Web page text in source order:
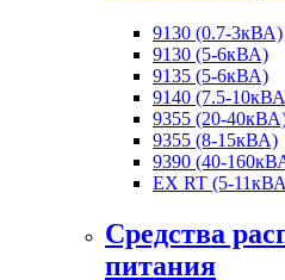
9130 (0.7-3кВА)
9130 (5-6кВА)
9135 (5-6кВА)
9140 (7.5-
9355 (20-
9355 (8-15кВА)
9390 (40-
EX RT (5-
Средства
питания